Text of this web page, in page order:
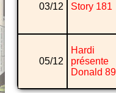
03/12 Story 181
05/12
Hardi
présente
Donald 89